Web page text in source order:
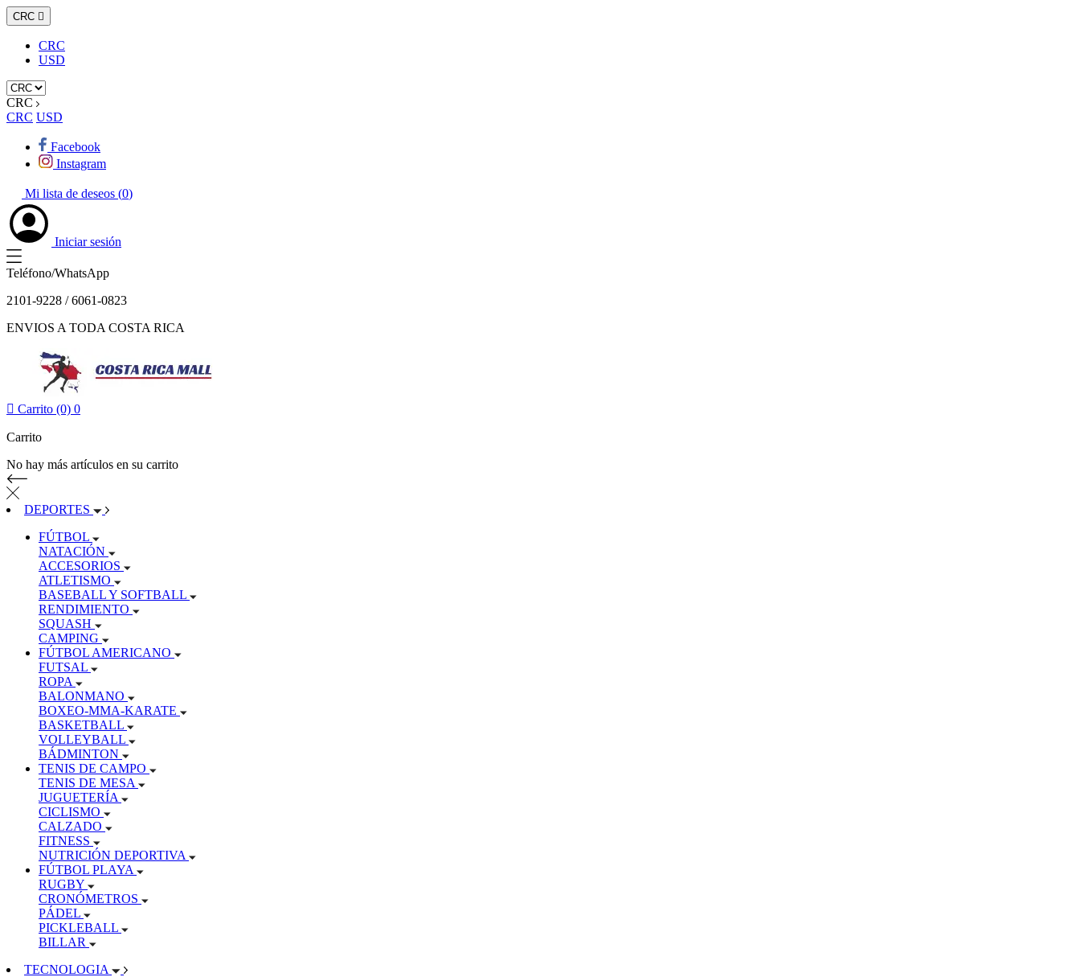
CRC 
CRC
USD
CRC
CRC USD
Facebook
Instagram
Mi lista de deseos (0)
Iniciar sesión
Teléfono/WhatsApp
2101-9228 / 6061-0823
ENVIOS A TODA COSTA RICA
 Carrito (0) 0
Carrito
No hay más artículos en su carrito
DEPORTES
FÚTBOL
NATACIÓN
ACCESORIOS
ATLETISMO
BASEBALL Y SOFTBALL
RENDIMIENTO
SQUASH
CAMPING
FÚTBOL AMERICANO
FUTSAL
ROPA
BALONMANO
BOXEO-MMA-KARATE
BASKETBALL
VOLLEYBALL
BÁDMINTON
TENIS DE CAMPO
TENIS DE MESA
JUGUETERÍA
CICLISMO
CALZADO
FITNESS
NUTRICIÓN DEPORTIVA
FÚTBOL PLAYA
RUGBY
CRONÓMETROS
PÁDEL
PICKLEBALL
BILLAR
TECNOLOGIA